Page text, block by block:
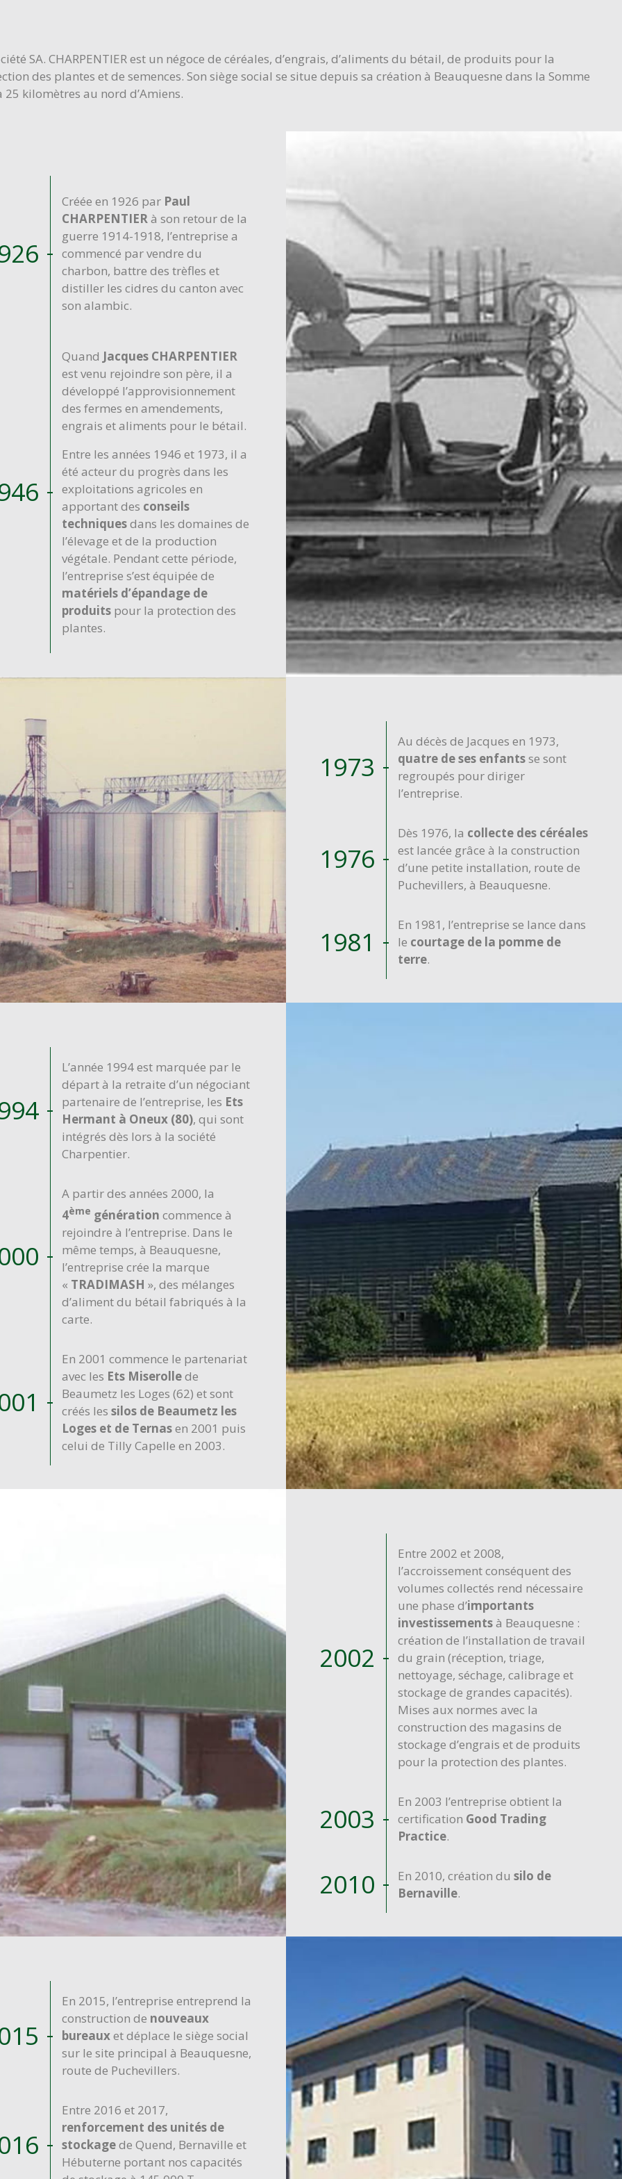
SA. CHARPENTIER est un négoce de céréales, d’engrais, d’aliments du bétail, de produits pour la
des plantes et de semences. Son siège social se situe depuis sa création à Beauquesne dans la Somme
25 kilomètres au nord d’Amiens.
Créée en 1926 par Paul
CHARPENTIERà son retour de la
guerre 1914-1918, l’entreprise a
commencé par vendre du
charbon, battre des trèfles et
distiller les cidres du canton avec
son alambic.
Quand Jacques CHARPENTIER
est venu rejoindre son père, il a
développé l’approvisionnement
des fermes en amendements,
engrais et aliments pour le bétail.
Entre les années 1946 et 1973, il a
été acteur du progrès dans les
exploitations agricoles en
apportant des conseils
techniquesdans les domaines de
l’élevage et de la production
végétale. Pendant cette période,
l’entreprise s’est équipée de
matériels d’épandage de
produits pour la protection des
plantes.
1973
Au décès de Jacques en 1973,
quatre de ses enfantsse sont
regroupés pour diriger
l’entreprise.
1976
Dès 1976, la collecte des céréales
est lancée grâce à la construction
d’une petite installation, route de
Puchevillers, à Beauquesne.
1981
En 1981, l’entreprise se lance dans
le courtage de la pomme de
terre.
L’année 1994 est marquée par le
départ à la retraite d’un négociant
partenaire de l’entreprise, les Ets
Hermant à Oneux (80), qui sont
intégrés dès lors à la société
Charpentier.
A partir des années 2000, la
4ème génération commence à
rejoindre à l’entreprise. Dans le
même temps, à Beauquesne,
l’entreprise crée la marque
« TRADIMASH », des mélanges
d’aliment du bétail fabriqués à la
carte.
En 2001 commence le partenariat
avec les Ets Miserollede
Beaumetz les Loges (62) et sont
créés lessilos de Beaumetz les
Loges et de Ternasen 2001 puis
celui de Tilly Capelle en 2003.
2002
Entre 2002 et 2008,
l’accroissement conséquent des
volumes collectés rend nécessaire
une phase d’importants
investissementsà Beauquesne :
création de l’installation de travail
du grain (réception, triage,
nettoyage, séchage, calibrage et
stockage de grandes capacités).
Mises aux normes avec la
construction des magasins de
stockage d’engrais et de produits
pour la protection des plantes.
2003
En 2003 l’entreprise obtient la
certification Good Trading
Practice.
2010 En 2010, création dusilo de
Bernaville.
En 2015, l’entreprise entreprend la
construction de nouveaux
bureauxet déplace le siège social
sur le site principal à Beauquesne,
route de Puchevillers.
Entre 2016 et 2017,
renforcement des unités de
stockagede Quend, Bernaville et
Hébuterne portant nos capacités